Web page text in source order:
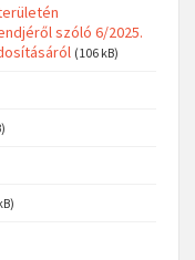
szóló 6/2025.
(106 kB)